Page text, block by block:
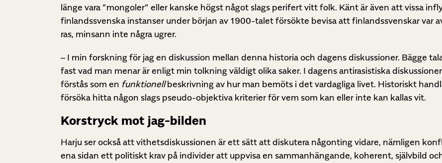
länge vara ”mongoler” eller kanske högst något slags perifert vitt folk. Känt är även att vissa
finlandssvenska instanser under början av 1900-talet försökte bevisa att finlandssvenskar var
ras, minsann inte några ugrer.
– I min forskning för jag en diskussion mellan denna historia och dagens diskussioner. Bägge
fast vad man menar är enligt min tolkning väldigt olika saker. I dagens antirasistiska
förstås som en funktionellbeskrivning av hur man bemöts i det vardagliga livet. Historiskt
försöka hitta någon slags pseudo-objektiva kriterier för vem som kan eller inte kan kallas vit.
Korstryck mot jag-bilden
Harju ser också att vithetsdiskussionen är ett sätt att diskutera någonting vidare, nämligen
ena sidan ett politiskt krav på individer att uppvisa en sammanhängande, koherent, självbild